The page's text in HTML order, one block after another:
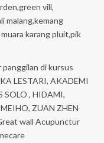
vill,
malang,kemang
karang pluit,pik
di kursus
LESTARI, AKADEMI
SOLO , HIDAMI,
ZUAN ZHEN
wall Acupunctur